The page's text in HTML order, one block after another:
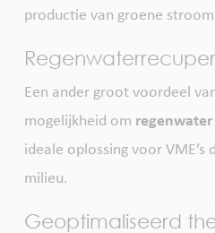
productie van groene
Een ander groot voordeel
mogelijkheid om
ideale oplossing voor VME’s
milieu.
Geoptimaliseerd